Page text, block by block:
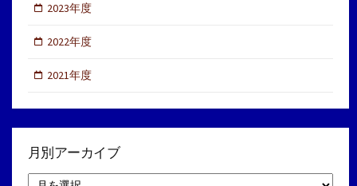
2023年度
2022年度
2021年度
月別アーカイブ